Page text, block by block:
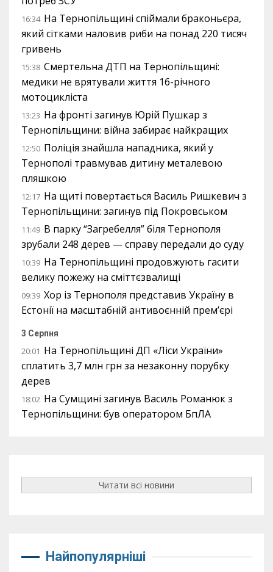
16:34 На Тернопільщині спіймали браконьєра,
який сітками наловив риби на понад 220 тисяч
гривень
15:38 Смертельна ДТП на Тернопільщині:
медики не врятували життя 16-річного
мотоцикліста
13:23 На фронті загинув Юрій Пушкар з
Тернопільщини: війна забирає найкращих
12:50 Поліція знайшла нападника, який у
Тернополі травмував дитину металевою
пляшкою
12:17 На щиті повертається Василь Ришкевич з
Тернопільщини: загинув під Покровськом
11:49 В парку “Загребелля” біля Тернополя
зрубали 248 дерев — справу передали до суду
10:39 На Тернопільщині продовжують гасити
велику пожежу на сміттєзвалищі
09:39 Хор із Тернополя представив Україну в
Естонії на масштабній антивоєнній прем’єрі
3 Серпня
20:01 На Тернопільщині ДП «Ліси України»
сплатить 3,7 млн грн за незаконну порубку
дерев
18:02 На Сумщині загинув Василь Романюк з
Тернопільщини: був оператором БпЛА
Читати всі новини
Найпопулярніші